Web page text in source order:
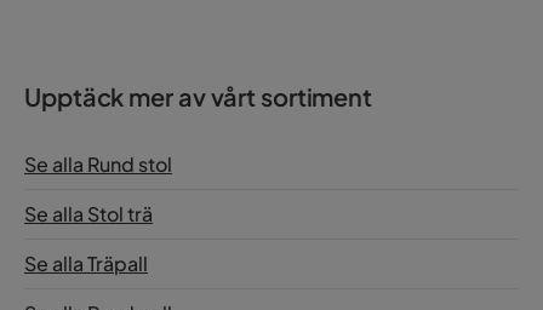
Upptäck mer av vårt sortiment
Se alla Rund stol
Se alla Stol trä
Se alla Träpall